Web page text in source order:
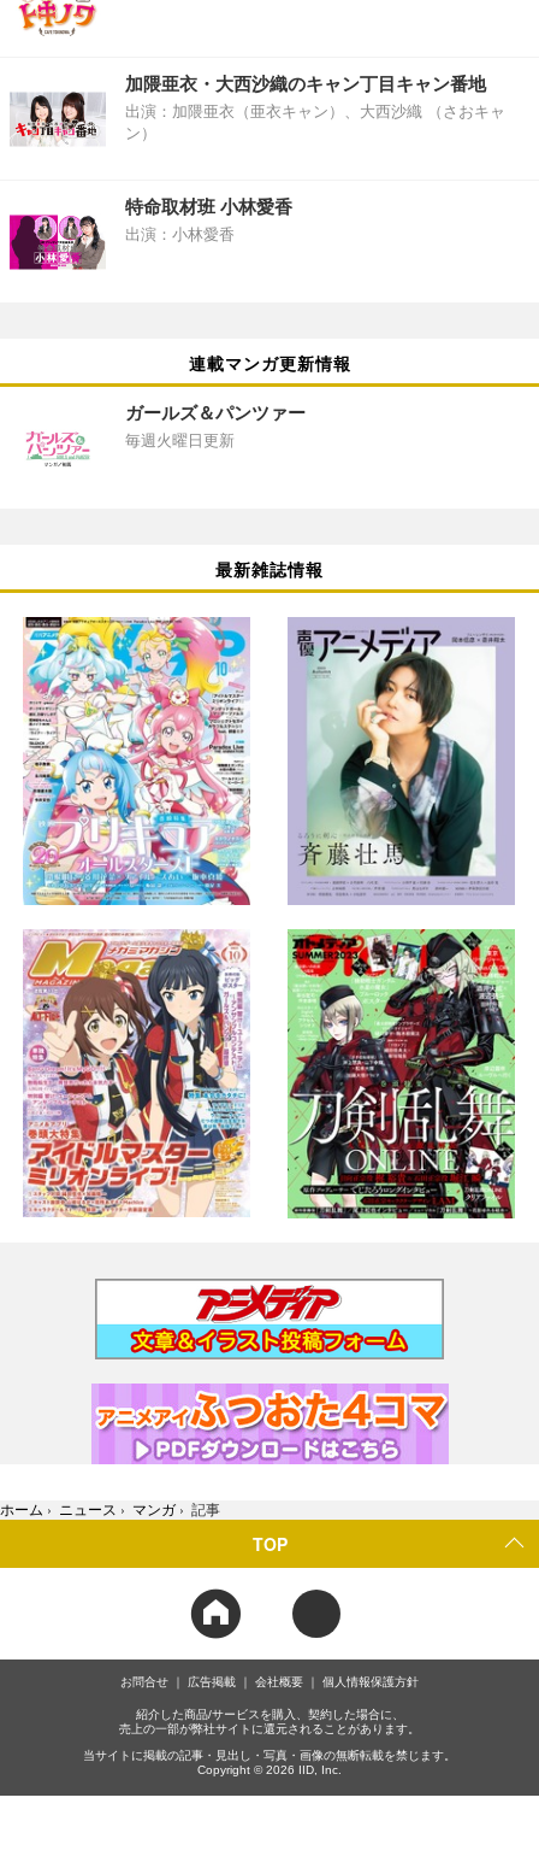
加隈亜衣・大西沙織のキャン丁目キャン番地
出演：加隈亜衣（亜衣キャン）、大西沙織 （さおキャ
ン）
特命取材班 小林愛香
出演：小林愛香
連載マンガ更新情報
ガールズ＆パンツァー
毎週火曜日更新
最新雑誌情報
ホーム › ニュース › マンガ › 記事
TOP
お問合せ 広告掲載 会社概要 個人情報保護方針
紹介した商品/サービスを購入、契約した場合に、
売上の一部が弊社サイトに還元されることがあります。
当サイトに掲載の記事・見出し・写真・画像の無断転載を禁じます。
Copyright © 2026 IID, Inc.